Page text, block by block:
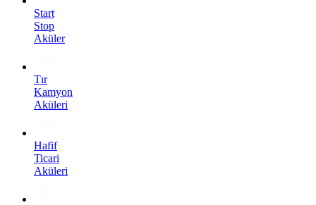
Start
Stop
Aküler
Tır
Kamyon
Aküleri
Hafif
Ticari
Aküleri